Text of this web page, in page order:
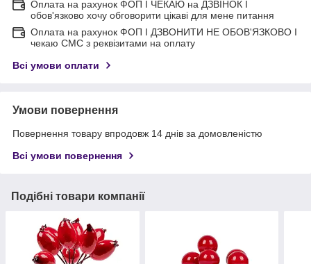
Оплата на рахунок ФОП I ЧЕКАЮ на ДЗВІНОК I
обов'язково хочу обговорити цікаві для мене питання
Оплата на рахунок ФОП I ДЗВОНИТИ НЕ ОБОВ'ЯЗКОВО I
чекаю СМС з реквізитами на оплату
Всі умови оплати
Умови повернення
Повернення товару впродовж 14 днів за домовленістю
Всі умови повернення
Подібні товари компанії